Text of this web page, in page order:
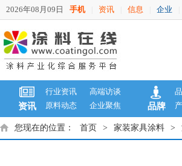
2026年08月09日 手机 资讯 信息 企业
资讯
行业资讯
高端访谈
原料动态
企业聚焦 品牌
您现在的位置： 首页 > 家装家具涂料 >